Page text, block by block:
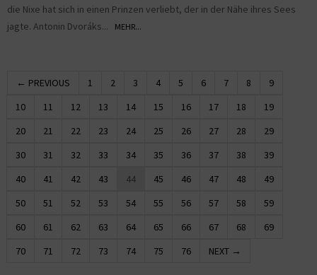
die Nixe hat sich in einen Prinzen verliebt, der in der Nähe ihres Sees
jagte. Antonin Dvoráks...
MEHR...
← PREVIOUS 1 2 3 4 5 6 7 8
9
10
11 12 13 14 15 16 17 18
19
20
21 22 23 24 25 26 27 28
29
30
31 32 33 34 35 36 37 38
39
40
41 42 43 44 45 46 47 48
49
50
51 52 53 54 55 56 57 58
59
60
61 62 63 64 65 66 67 68
69
70
71 72 73 74 75 76 NEXT →